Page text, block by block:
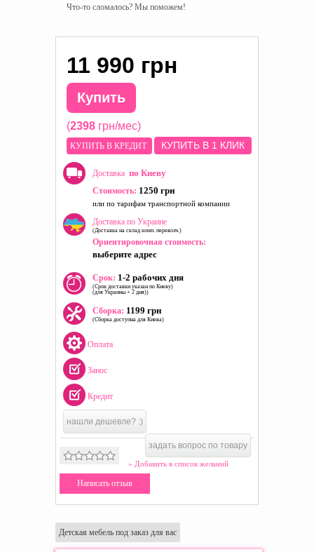
Что-то сломалось? Мы поможем!
11 990 грн
Купить
(2398 грн/мес)
КУПИТЬ В КРЕДИТ КУПИТЬ В 1 КЛИК
Доставка по Киеву
Стоимость: 1250 грн
или по тарифам транспортной компании
Доставка по Украине
(Доставка на склад комп. перевозч.)
Ориентировочная стоимость:
выберите адрес
Срок: 1-2 рабочих дня
(Срок доставки указан по Киеву)
(для Украины + 2 дня))
Сборка: 1199 грн
(Сборка доступна для Киева)
Оплата
Занос
Кредит
нашли дешевле? :)
задать вопрос по товару
» Добавить в список желаний
Написать отзыв
Детская мебель под заказ для вас